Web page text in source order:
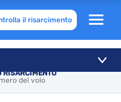
il risarcimento
RISARCIMENTO
del volo